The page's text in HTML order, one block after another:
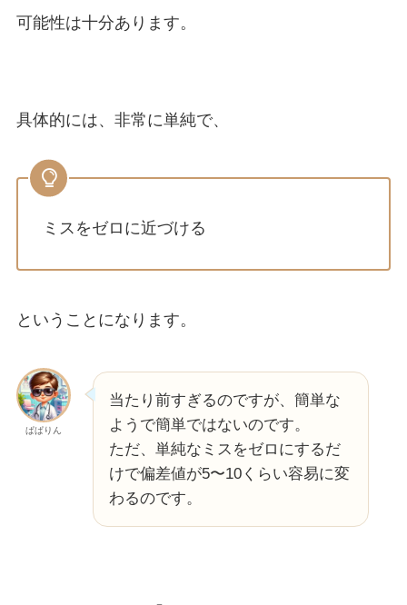
可能性は十分あります。
具体的には、非常に単純で、
ミスをゼロに近づける
ということになります。
ぱぱりん
当たり前すぎるのですが、簡単な
ようで簡単ではないのです。
ただ、単純なミスをゼロにするだ
けで偏差値が5〜10くらい容易に変
わるのです。